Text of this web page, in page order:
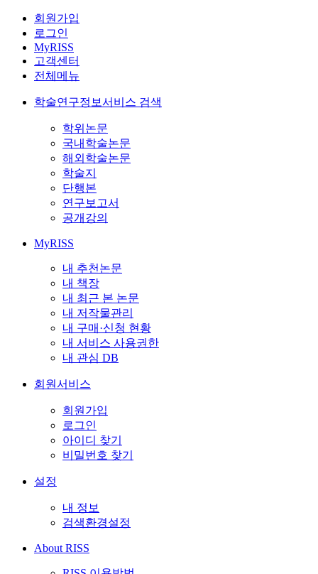
회원가입
로그인
MyRISS
고객센터
전체메뉴
학술연구정보서비스 검색
학위논문
국내학술논문
해외학술논문
학술지
단행본
연구보고서
공개강의
MyRISS
내 추천논문
내 책장
내 최근 본 논문
내 저작물관리
내 구매·신청 현황
내 서비스 사용권한
내 관심 DB
회원서비스
회원가입
로그인
아이디 찾기
비밀번호 찾기
설정
내 정보
검색환경설정
About RISS